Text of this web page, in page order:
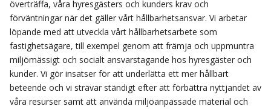
överträffa, våra hyresgästers och kunders krav och
förväntningar när det gäller vårt hållbarhetsansvar. Vi arbetar
löpande med att utveckla vårt hållbarhetsarbete som
fastighetsägare, till exempel genom att främja och uppmuntra
miljömässigt och socialt ansvarstagande hos hyresgäster och
kunder. Vi gör insatser för att underlätta ett mer hållbart
beteende och vi strävar ständigt efter att förbättra nyttjandet av
våra resurser samt att använda miljöanpassade material och